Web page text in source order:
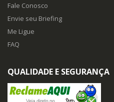
Fale Conosco
Envie seu Briefing
Me Ligue
FAQ
QUALIDADE E SEGURANÇA